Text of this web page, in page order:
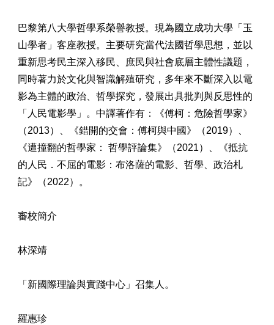
巴黎第八大學哲學系榮譽教授。現為國立成功大學「玉
山學者」客座教授。主要研究當代法國哲學思想，並以
重新思考民主深入移民、庶民與社會底層主體性議題，
同時著力於文化與智識解殖研究，多年來不斷深入以電
影為主體的政治、哲學探究，發展出具批判與反思性的
「人民電影學」。中譯著作有：《傅柯：危險哲學家》
（2013）、《錯開的交會：傅柯與中國》（2019）、
《遭撞翻的哲學家： 哲學評論集》（2021）、《抵抗
的人民．不屈的電影：布洛薩的電影、哲學、政治札
記》（2022）。
審校簡介
林深靖
「新國際理論與實踐中心」召集人。
羅惠珍